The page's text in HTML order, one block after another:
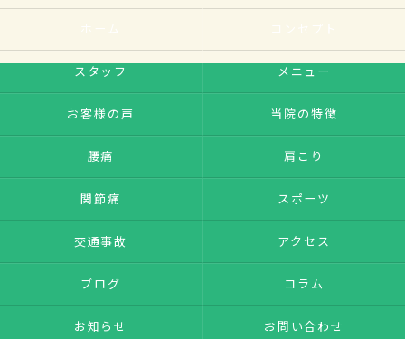
スタッフ メニュー
お客様の声 当院の特徴
腰痛 肩こり
関節痛 スポーツ
交通事故 アクセス
ブログ コラム
お知らせ お問い合わせ